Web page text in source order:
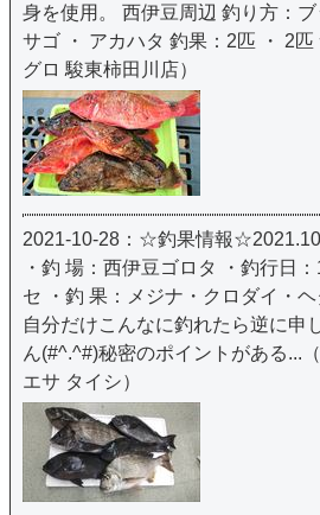
身を使用。 西伊豆周辺 釣り方：
サゴ ・ アカハタ 釣果：2匹 ・ 2
グロ 駿東柿田川店）
2021-10-28：☆釣果情報
・釣 場：西伊豆ゴロタ ・釣行日
セ ・釣 果：メジナ・クロダイ・
自分だけこんなに釣れたら逆に申
ん(#^.^#)秘密のポイントがある...
エサ タイシ）